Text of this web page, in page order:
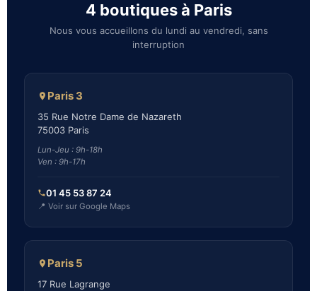
4 boutiques à Paris
Nous vous accueillons du lundi au vendredi, sans
interruption
Paris 3
35 Rue Notre Dame de Nazareth
75003 Paris
Lun-Jeu : 9h-18h
Ven : 9h-17h
01 45 53 87 24
📍 Voir sur Google Maps
Paris 5
17 Rue Lagrange